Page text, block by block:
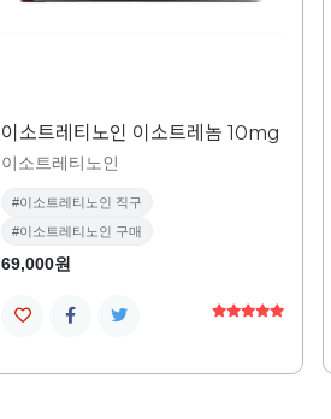
이소트레티노인 이소트레놈 10mg
이소트레티노인
#이소트레티노인 직구
#이소트레티노인 구매
69,000원